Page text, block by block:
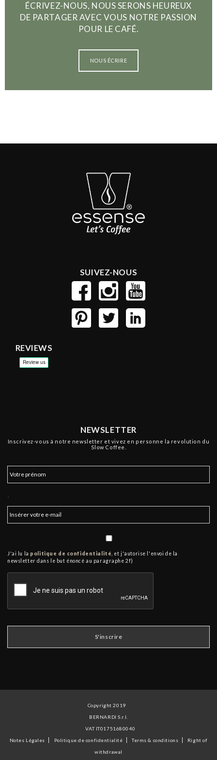
ÉCRIVEZ-NOUS, NOUS SERONS HEUREUX
DE PARTAGER AVEC VOUS NOTRE PASSION
POUR LE CAFÉ.
NOUS ÉCRIRE
SUIVEZ-NOUS
REVIEWS
NEWSLETTER
Inscrivez-vous à notre newsletter et vivez en personne la revolution du
Slow Coffee.
J'ai lu la politique de confidentialité , et j'autorise l'envoi de la
newsletter dans le but énoncé au paragraphe 2f)
Copyright 2019
BERNARDI S.r.l.
VAT IT01751680040
Notes Légales
Politique de confidentialité Terms & conditions
Right of
withdrawal